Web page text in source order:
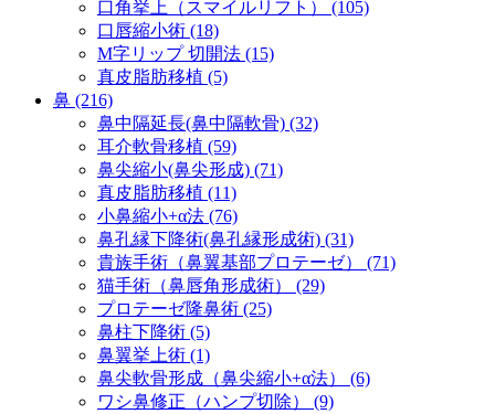
口角挙上（スマイルリフト） (105)
口唇縮小術 (18)
M字リップ 切開法 (15)
真皮脂肪移植 (5)
鼻 (216)
鼻中隔延長(鼻中隔軟骨) (32)
耳介軟骨移植 (59)
鼻尖縮小(鼻尖形成) (71)
真皮脂肪移植 (11)
小鼻縮小+α法 (76)
鼻孔縁下降術(鼻孔縁形成術) (31)
貴族手術（鼻翼基部プロテーゼ） (71)
猫手術（鼻唇角形成術） (29)
プロテーゼ隆鼻術 (25)
鼻柱下降術 (5)
鼻翼挙上術 (1)
鼻尖軟骨形成（鼻尖縮小+α法） (6)
ワシ鼻修正（ハンプ切除） (9)